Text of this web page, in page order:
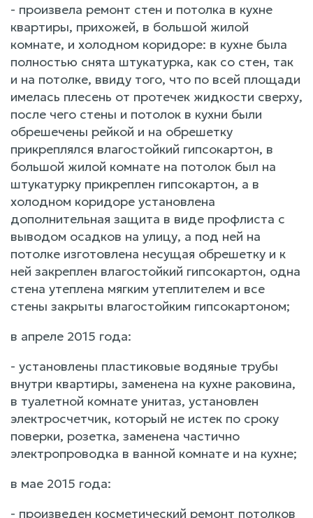
- произвела ремонт стен и потолка в кухне
квартиры, прихожей, в большой жилой
комнате, и холодном коридоре: в кухне была
полностью снята штукатурка, как со стен, так
и на потолке, ввиду того, что по всей площади
имелась плесень от протечек жидкости сверху,
после чего стены и потолок в кухни были
обрешечены рейкой и на обрешетку
прикреплялся влагостойкий гипсокартон, в
большой жилой комнате на потолок был на
штукатурку прикреплен гипсокартон, а в
холодном коридоре установлена
дополнительная защита в виде профлиста с
выводом осадков на улицу, а под ней на
потолке изготовлена несущая обрешетку и к
ней закреплен влагостойкий гипсокартон, одна
стена утеплена мягким утеплителем и все
стены закрыты влагостойким гипсокартоном;
в апреле 2015 года:
- установлены пластиковые водяные трубы
внутри квартиры, заменена на кухне раковина,
в туалетной комнате унитаз, установлен
электросчетчик, который не истек по сроку
поверки, розетка, заменена частично
электропроводка в ванной комнате и на кухне;
в мае 2015 года:
- произведен косметический ремонт потолков